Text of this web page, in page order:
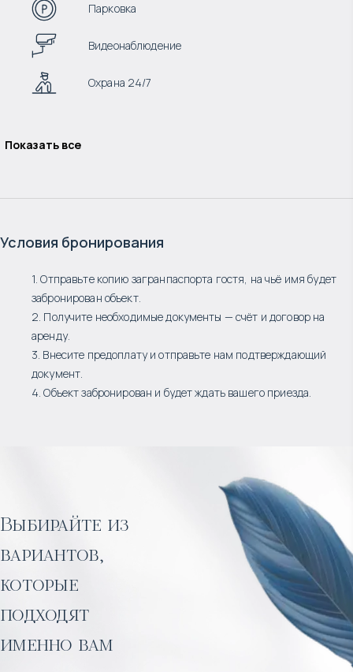
Парковка
Видеонаблюдение
Охрана 24/7
Показать все
Условия бронирования
1. Отправьте копию загранпаспорта гостя, на чьё имя будет
забронирован объект.
2. Получите необходимые документы — счёт и договор на
аренду.
3. Внесите предоплату и отправьте нам подтверждающий
документ.
4. Объект забронирован и будет ждать вашего приезда.
Выбирайте из
вариантов,
которые
подходят
именно вам